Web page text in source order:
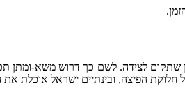
שתקום לצידה. לשם כך דרוש משא-ומתן
חלוקת הפיצה, ובינתיים ישראל אוכלת את